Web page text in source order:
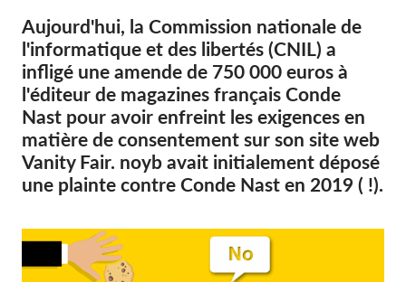
À propos de nous
Équipe
Rapports annuels
FAQs
Offres d‘emploi
OnionShare
Médias
Aujourd'hui, la Commission nationale de
l'informatique et des libertés (CNIL) a
infligé une amende de 750 000 euros à
l'éditeur de magazines français Conde
Nast pour avoir enfreint les exigences en
matière de consentement sur son site web
Vanity Fair. noyb avait initialement déposé
une plainte contre Conde Nast en 2019 ( !).